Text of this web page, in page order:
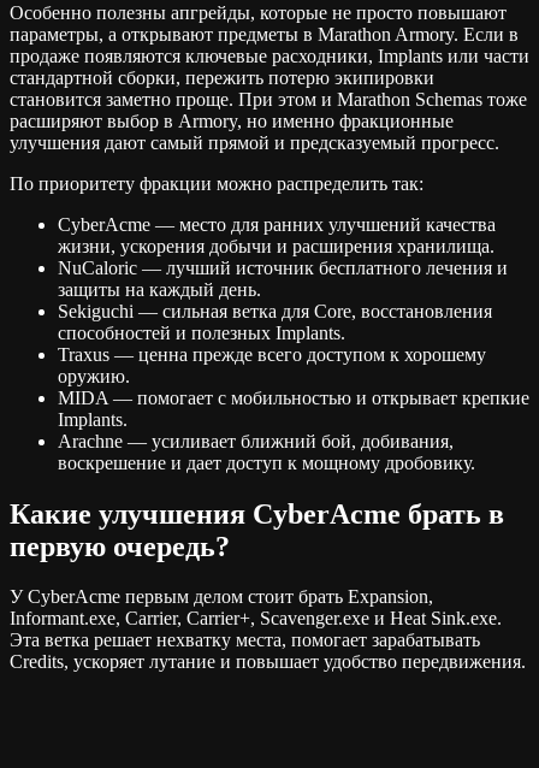
Особенно полезны апгрейды, которые не просто повышают
параметры, а открывают предметы в Marathon Armory. Если в
продаже появляются ключевые расходники, Implants или части
стандартной сборки, пережить потерю экипировки
становится заметно проще. При этом и Marathon Schemas тоже
расширяют выбор в Armory, но именно фракционные
улучшения дают самый прямой и предсказуемый прогресс.
По приоритету фракции можно распределить так:
CyberAcme — место для ранних улучшений качества
жизни, ускорения добычи и расширения хранилища.
NuCaloric — лучший источник бесплатного лечения и
защиты на каждый день.
Sekiguchi — сильная ветка для Core, восстановления
способностей и полезных Implants.
Traxus — ценна прежде всего доступом к хорошему
оружию.
MIDA — помогает с мобильностью и открывает крепкие
Implants.
Arachne — усиливает ближний бой, добивания,
воскрешение и дает доступ к мощному дробовику.
Какие улучшения CyberAcme брать в
первую очередь?
У CyberAcme первым делом стоит брать Expansion,
Informant.exe, Carrier, Carrier+, Scavenger.exe и Heat Sink.exe.
Эта ветка решает нехватку места, помогает зарабатывать
Credits, ускоряет лутание и повышает удобство передвижения.